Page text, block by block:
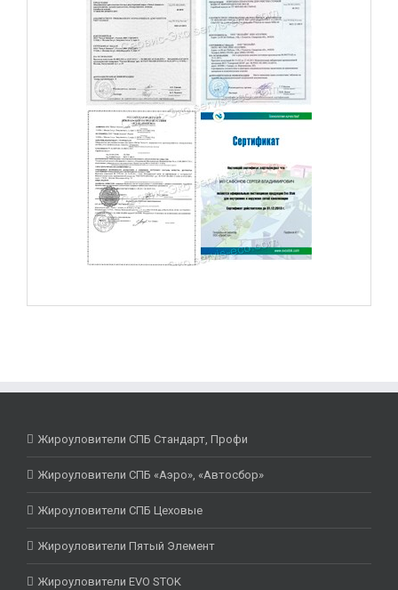
Жироуловители СПБ Стандарт, Профи
Жироуловители СПБ «Аэро», «Автосбор»
Жироуловители СПБ Цеховые
Жироуловители Пятый Элемент
Жироуловители EVO STOK